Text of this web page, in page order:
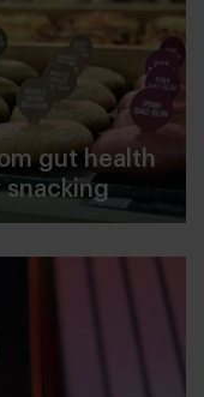
gut health